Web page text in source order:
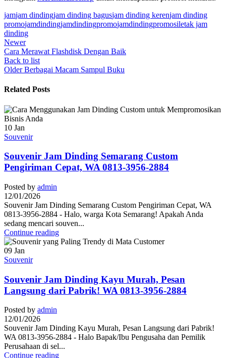
jamjam dindingjam dinding bagusjam dinding kerenjam dinding
promojamdindingjamdindingpromojamdindingpromosiletak jam
dinding
Newer
Cara Merawat Flashdisk Dengan Baik
Back to list
Older Berbagai Macam Sampul Buku
Related Posts
10 Jan
Souvenir
Souvenir Jam Dinding Semarang Custom
Pengiriman Cepat, WA 0813-3956-2884
Posted by admin
12/01/2026
Souvenir Jam Dinding Semarang Custom Pengiriman Cepat, WA
0813-3956-2884 - Halo, warga Kota Semarang! Apakah Anda
sedang mencari souven...
Continue reading
09 Jan
Souvenir
Souvenir Jam Dinding Kayu Murah, Pesan
Langsung dari Pabrik! WA 0813-3956-2884
Posted by admin
12/01/2026
Souvenir Jam Dinding Kayu Murah, Pesan Langsung dari Pabrik!
WA 0813-3956-2884 - Halo Bapak/Ibu Pengusaha dan Pemilik
Perusahaan di sel...
Continue reading